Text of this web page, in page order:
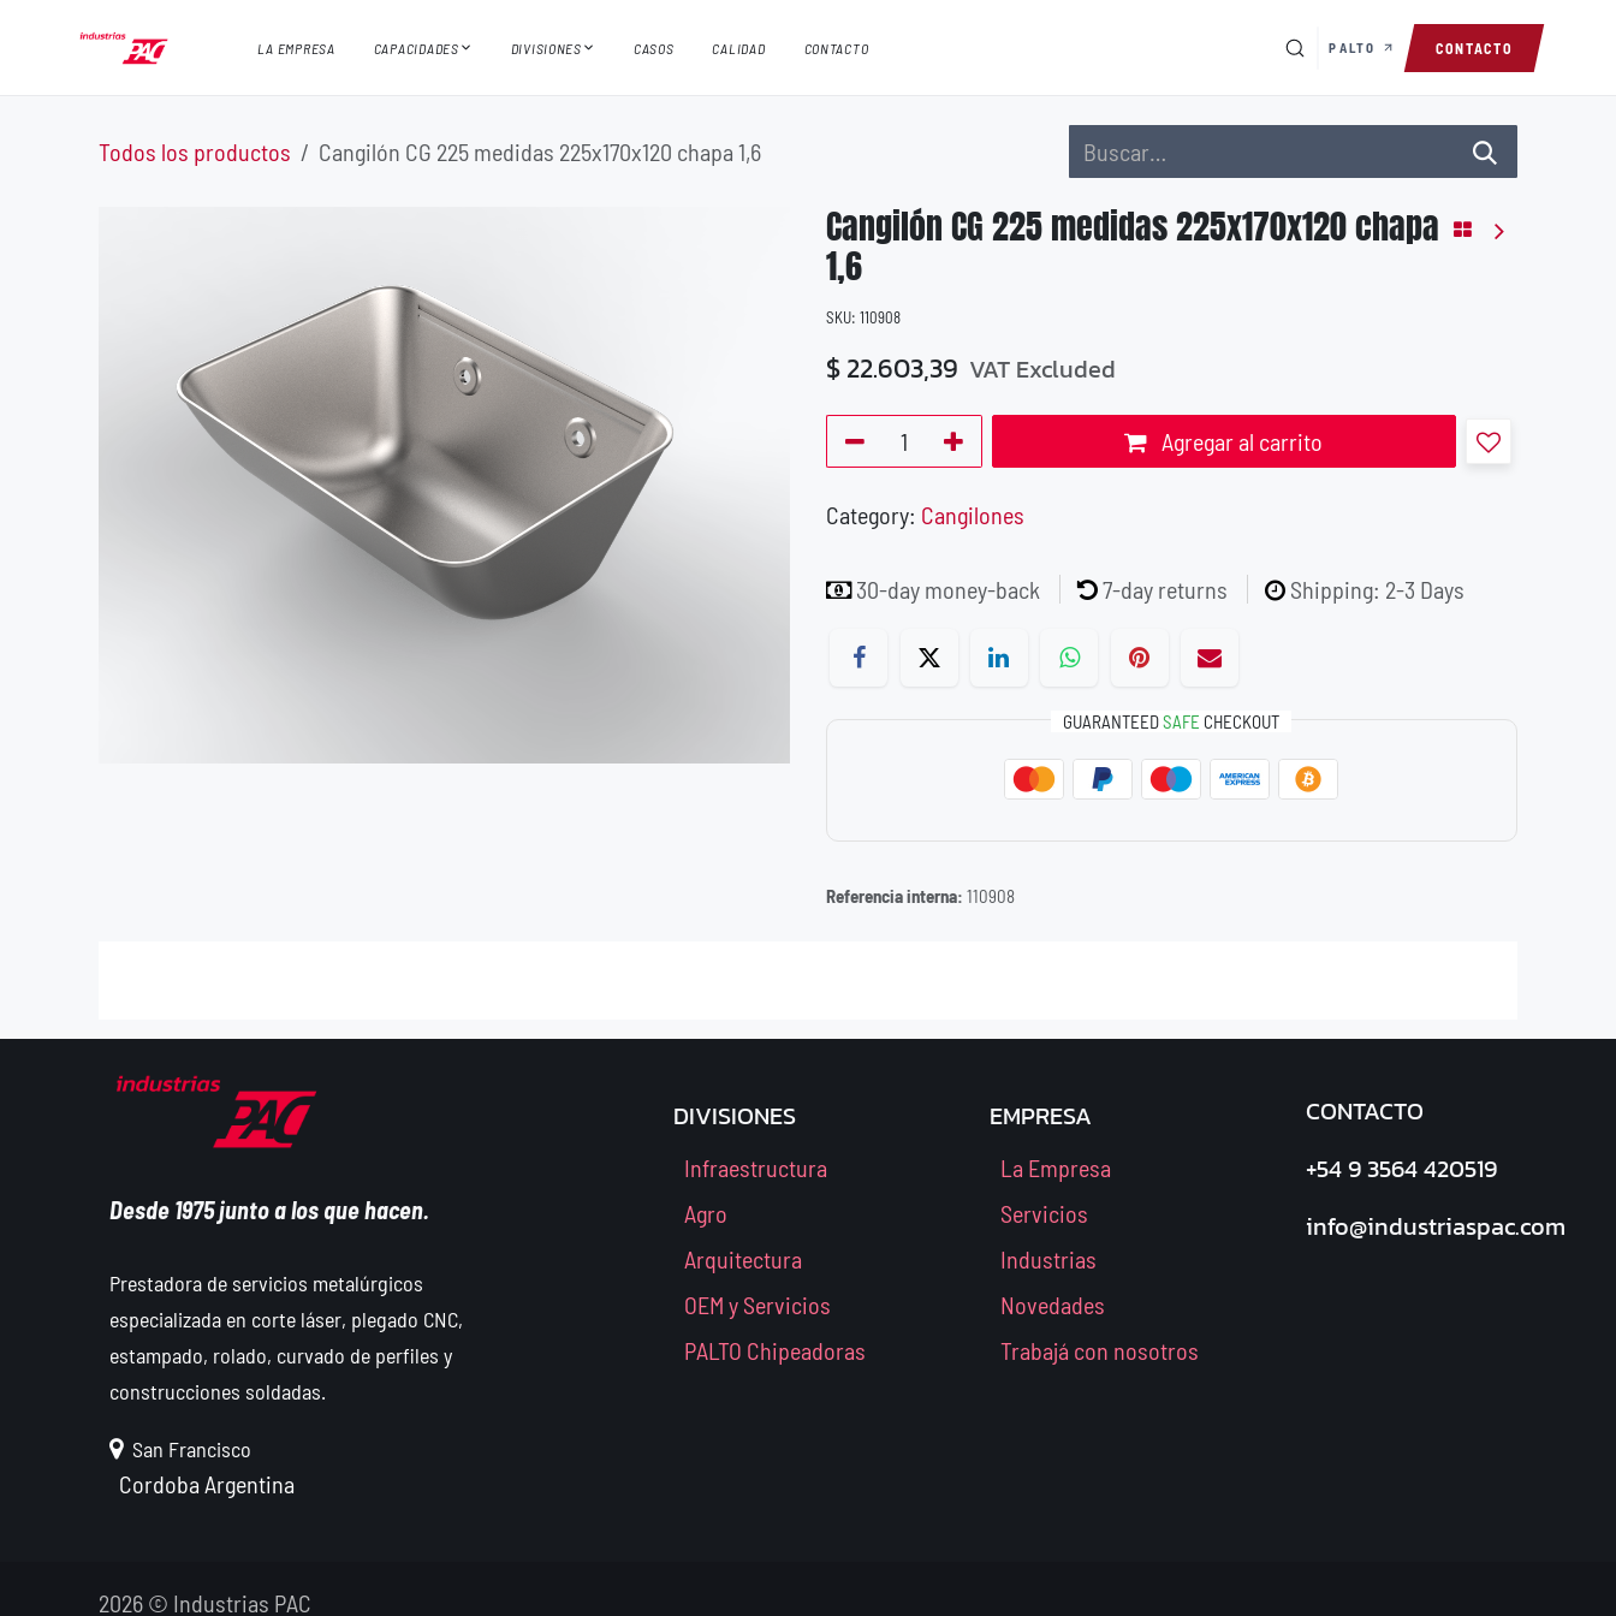
LA EMPRESA CAPACIDADES DIVISIONES CASOS CALIDAD CONTACTO PALTO CONTACTO
Todos los productos Cangilón CG 225 medidas 225x170x120 chapa 1,6
Cangilón CG 225 medidas 225x170x120 chapa
1,6
SKU: 110908
$22.603,39 VAT Excluded
Agregar al carrito
Category: Cangilones
30-day money-back 7-day returns Shipping: 2-3 Days
GUARANTEEDSAFE CHECKOUT
Referencia interna: 110908
Desde 1975 junto a los que hacen.
Prestadora de servicios metalúrgicos
especializada en corte láser, plegado CNC,
estampado, rolado, curvado de perfiles y
construcciones soldadas.
San Francisco
Cordoba Argentina
DIVISIONES
Infraestructura
Agro
Arquitectura
OEM y Servicios
PALTO Chipeadoras
EMPRESA
La Empresa
Servicios
Industrias
Novedades
Trabajá con nosotros
CONTACTO
+54 9 3564 420519
info@industriaspac.com
2026 © Industrias PAC